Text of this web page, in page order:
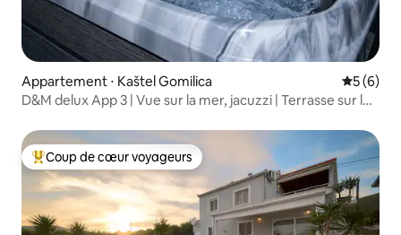
Appartement ⋅ Kaštel Gomilica
5 (6)
D&M delux App 3 | Vue sur la mer, jacuzzi | Terrasse sur le
Coups de cœur voyageurs les plus appréciés
Coup de cœur voyageurs